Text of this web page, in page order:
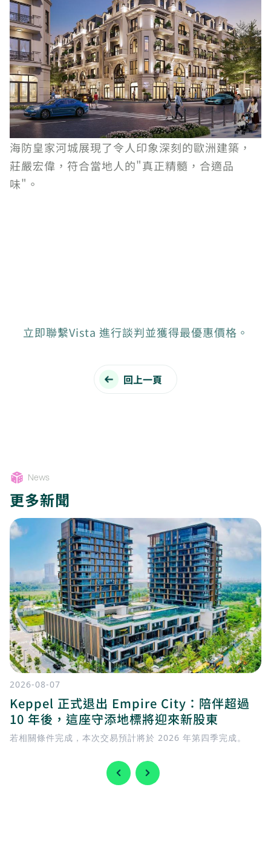
海防皇家河城展現了令人印象深刻的歐洲建築，
莊嚴宏偉，符合當地人的"真正精髓，合適品
味"。
立即聯繫Vista 進行談判並獲得最優惠價格。
回上一頁
News
更多新聞
2026-08-07
Keppel 正式退出 Empire City：陪伴超過
10 年後，這座守添地標將迎來新股東
若相關條件完成，本次交易預計將於 2026 年第四季完成。